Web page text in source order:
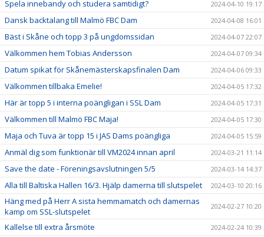
Spela innebandy och studera samtidigt? 2024-04-10 19:17
Dansk backtalang till Malmö FBC Dam 2024-04-08 16:01
Bäst i Skåne och topp 3 på ungdomssidan 2024-04-07 22:07
Välkommen hem Tobias Andersson 2024-04-07 09:34
Datum spikat för Skånemästerskapsfinalen Dam 2024-04-06 09:33
Välkommen tillbaka Emelie! 2024-04-05 17:32
Här är topp 5 i interna poängligan i SSL Dam 2024-04-05 17:31
Välkommen till Malmö FBC Maja! 2024-04-05 17:30
Maja och Tuva är topp 15 i JAS Dams poängliga 2024-04-05 15:59
Anmäl dig som funktionär till VM2024 innan april 2024-03-21 11:14
Save the date - Föreningsavslutningen 5/5 2024-03-14 14:37
Alla till Baltiska Hallen 16/3. Hjälp damerna till slutspelet 2024-03-10 20:16
Häng med på Herr A sista hemmamatch och damernas
kamp om SSL-slutspelet
2024-02-27 10:20
Kallelse till extra årsmöte 2024-02-24 10:39